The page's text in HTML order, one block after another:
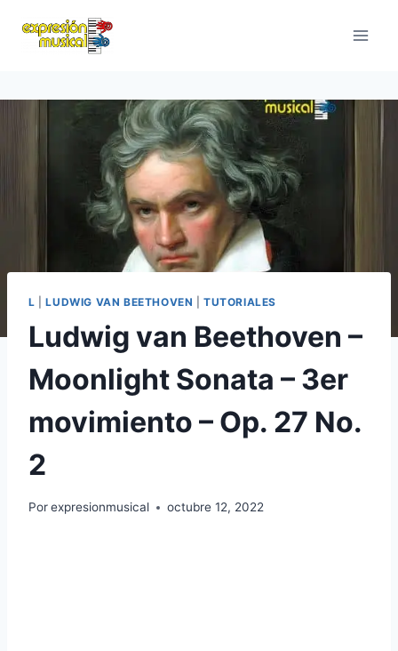
L |LUDWIG VAN BEETHOVEN |TUTORIALES
Ludwig van Beethoven –
Moonlight Sonata – 3er
movimiento – Op. 27 No.
2
Porexpresionmusical octubre 12, 2022